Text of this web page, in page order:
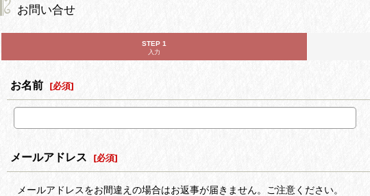
お問い合せ
STEP 1
入力
お名前 [必須]
メールアドレス [必須]
メールアドレスをお間違えの場合はお返事が届きません。ご注意ください。